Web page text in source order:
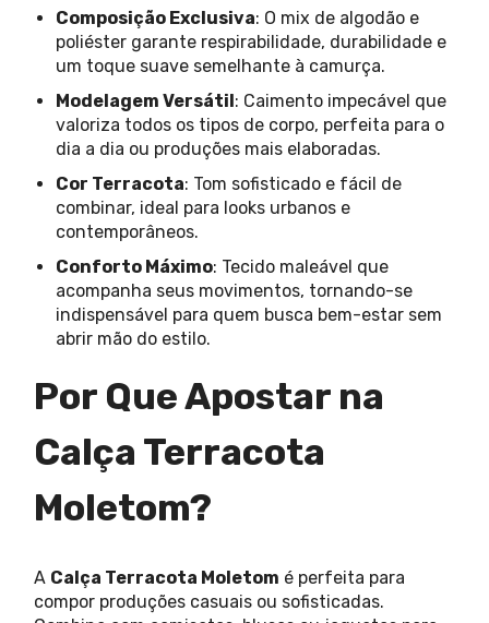
Composição Exclusiva: O mix de algodão e
poliéster garante respirabilidade, durabilidade e
um toque suave semelhante à camurça.
Modelagem Versátil: Caimento impecável que
valoriza todos os tipos de corpo, perfeita para o
dia a dia ou produções mais elaboradas.
Cor Terracota: Tom sofisticado e fácil de
combinar, ideal para looks urbanos e
contemporâneos.
Conforto Máximo: Tecido maleável que
acompanha seus movimentos, tornando-se
indispensável para quem busca bem-estar sem
abrir mão do estilo.
Por Que Apostar na
Calça Terracota
Moletom?
A Calça Terracota Moletom é perfeita para
compor produções casuais ou sofisticadas.